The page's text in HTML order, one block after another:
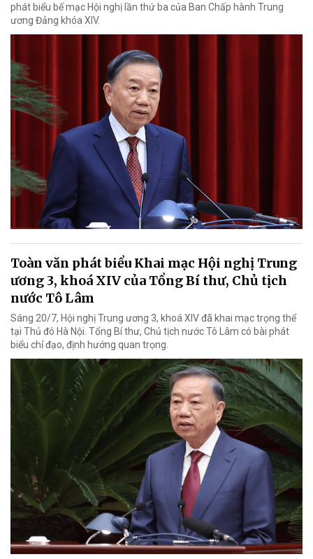
phát biểu bế mạc Hội nghị lần thứ ba của Ban Chấp hành Trung
ương Đảng khóa XIV.
Toàn văn phát biểu Khai mạc Hội nghị Trung
ương 3, khoá XIV của Tổng Bí thư, Chủ tịch
nước Tô Lâm
Sáng 20/7, Hội nghị Trung ương 3, khoá XIV đã khai mạc trọng thể
tại Thủ đô Hà Nội. Tổng Bí thư, Chủ tịch nước Tô Lâm có bài phát
biểu chỉ đạo, định hướng quan trọng.